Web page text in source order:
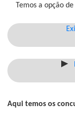
Temos a opção
Aqui temos os